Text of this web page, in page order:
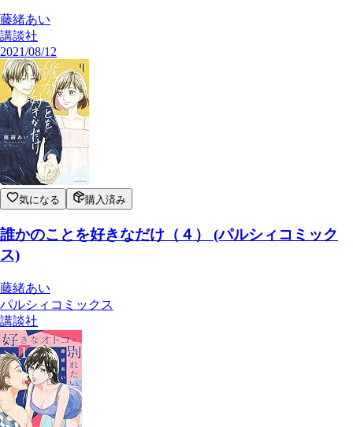
藤緒あい
講談社
2021/08/12
気になる 購入済み
誰かのことを好きなだけ（４） (パルシィコミック
ス)
藤緒あい
パルシィコミックス
講談社